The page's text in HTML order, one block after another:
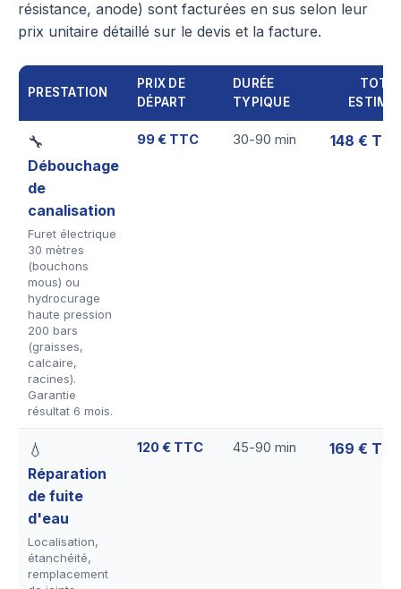
résistance, anode) sont facturées en sus selon leur
prix unitaire détaillé sur le devis et la facture.
PRESTATION
PRIX DE
DÉPART
DURÉE
TYPIQUE
🔧
Débouchage
de
canalisation
Furet électrique
30 mètres
(bouchons
mous) ou
hydrocurage
haute pression
200 bars
(graisses,
calcaire,
racines).
Garantie
résultat 6 mois.
99 € TTC 30-90 min 148 €
💧
Réparation
de fuite
d'eau
Localisation,
étanchéité,
remplacement
120 € TTC 45-90 min 169 €